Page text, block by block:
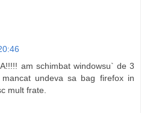
am schimbat windowsu` de 3
undeva sa bag firefox in
mult frate.